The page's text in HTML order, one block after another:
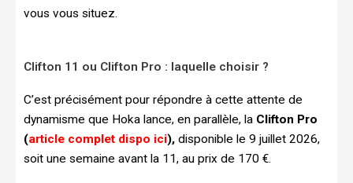
vous vous situez.
Clifton 11 ou Clifton Pro : laquelle choisir ?
C’est précisément pour répondre à cette attente de
dynamisme que Hoka lance, en parallèle, la Clifton Pro
(article complet dispo ici), disponible le 9 juillet 2026,
soit une semaine avant la 11, au prix de 170 €.